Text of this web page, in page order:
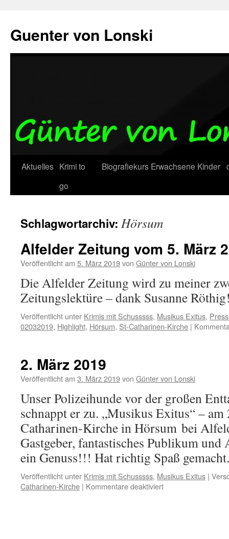
springen
Guenter von Lonski
Aktuelles Krimi to
go
Biografiekurs Erwachsene Kinder
Schlagwortarchiv: Hörsum
Alfelder Zeitung vom 5. März
Veröffentlicht am 5. März 2019von Günter von Lonski
Die Alfelder Zeitung wird zu meiner
Zeitungslektüre – dank Susanne
Veröffentlicht unter Krimis mit Schusssss, Musikus Exitus,
02032019, Highlight, Hörsum, St-Catharinen-Kirche |
2. März 2019
Veröffentlicht am 3. März 2019von Günter von Lonski
Unser Polizeihunde vor der großen
schnappt er zu. „Musikus Exitus“ –
Catharinen-Kirche in Hörsum bei
Gastgeber, fantastisches Publikum
ein Genuss!!! Hat richtig Spaß gemacht.
Veröffentlicht unter Krimis mit Schusssss, Musikus Exitus |
Catharinen-Kirche | Kommentare deaktiviertfür